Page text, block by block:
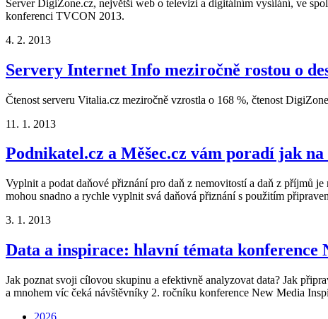
Server DigiZone.cz, největší web o televizi a digitálním vysílání, ve
konferenci TVCON 2013.
4. 2. 2013
Servery Internet Info meziročně rostou o
Čtenost serveru Vitalia.cz meziročně vzrostla o 168 %, čtenost
11. 1. 2013
Podnikatel.cz a Měšec.cz vám poradí jak na
Vyplnit a podat daňové přiznání pro daň z nemovitostí a daň z příjmů
mohou snadno a rychle vyplnit svá daňová přiznání s použitím
3. 1. 2013
Data a inspirace: hlavní témata konference
Jak poznat svoji cílovou skupinu a efektivně analyzovat data? Jak
a mnohem víc čeká návštěvníky 2. ročníku konference New Media